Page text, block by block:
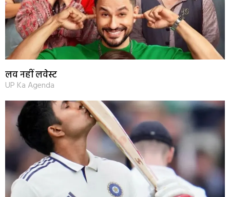
लव नहीं लवेस्ट
UP Ka Agenda